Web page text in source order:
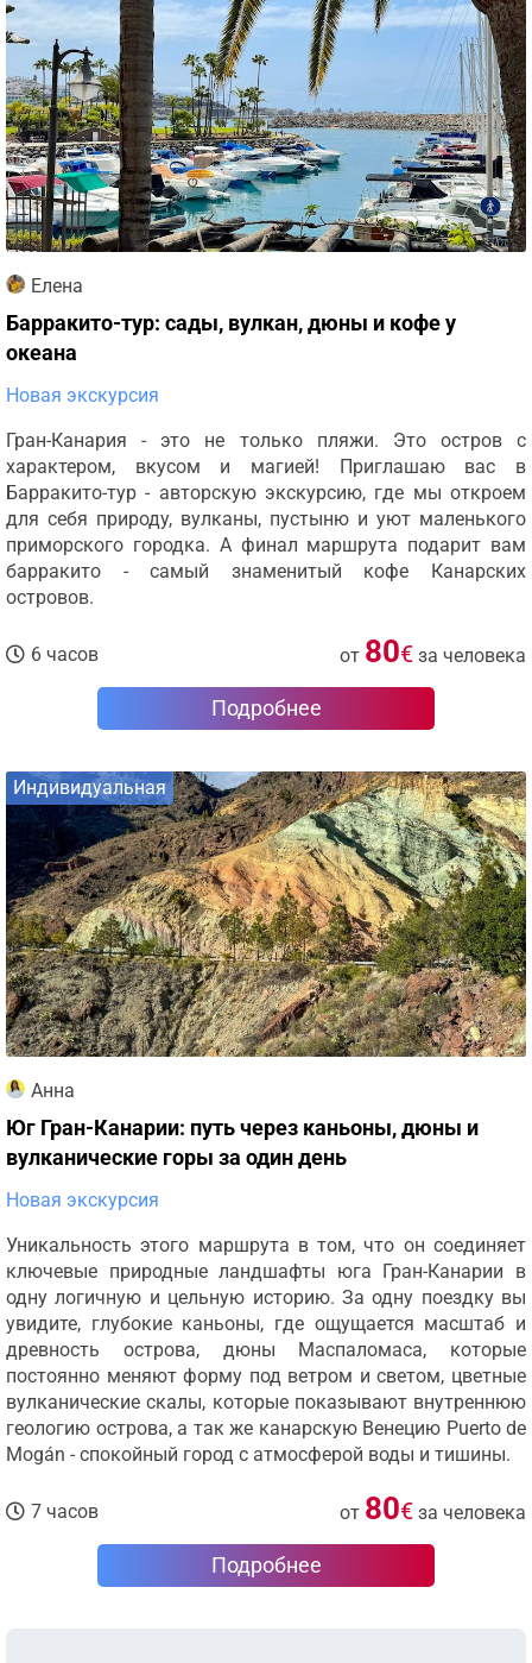
Елена
Барракито-тур: сады, вулкан, дюны и кофе у
океана
Новая экскурсия
Гран-Канария - это не только пляжи. Это остров с
характером, вкусом и магией! Приглашаю вас в
Барракито-тур - авторскую экскурсию, где мы откроем
для себя природу, вулканы, пустыню и уют маленького
приморского городка. А финал маршрута подарит вам
барракито - самый знаменитый кофе Канарских
островов.
6 часов от 80€ за человека
Подробнее
Индивидуальная
Анна
Юг Гран-Канарии: путь через каньоны, дюны и
вулканические горы за один день
Новая экскурсия
Уникальность этого маршрута в том, что он соединяет
ключевые природные ландшафты юга Гран-Канарии в
одну логичную и цельную историю. За одну поездку вы
увидите, глубокие каньоны, где ощущается масштаб и
древность острова, дюны Маспаломаса, которые
постоянно меняют форму под ветром и светом, цветные
вулканические скалы, которые показывают внутреннюю
геологию острова, а так же канарскую Венецию Puerto de
Mogán - спокойный город с атмосферой воды и тишины.
7 часов от 80€ за человека
Подробнее